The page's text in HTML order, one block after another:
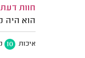
חוות
הוא היה
איכות 10